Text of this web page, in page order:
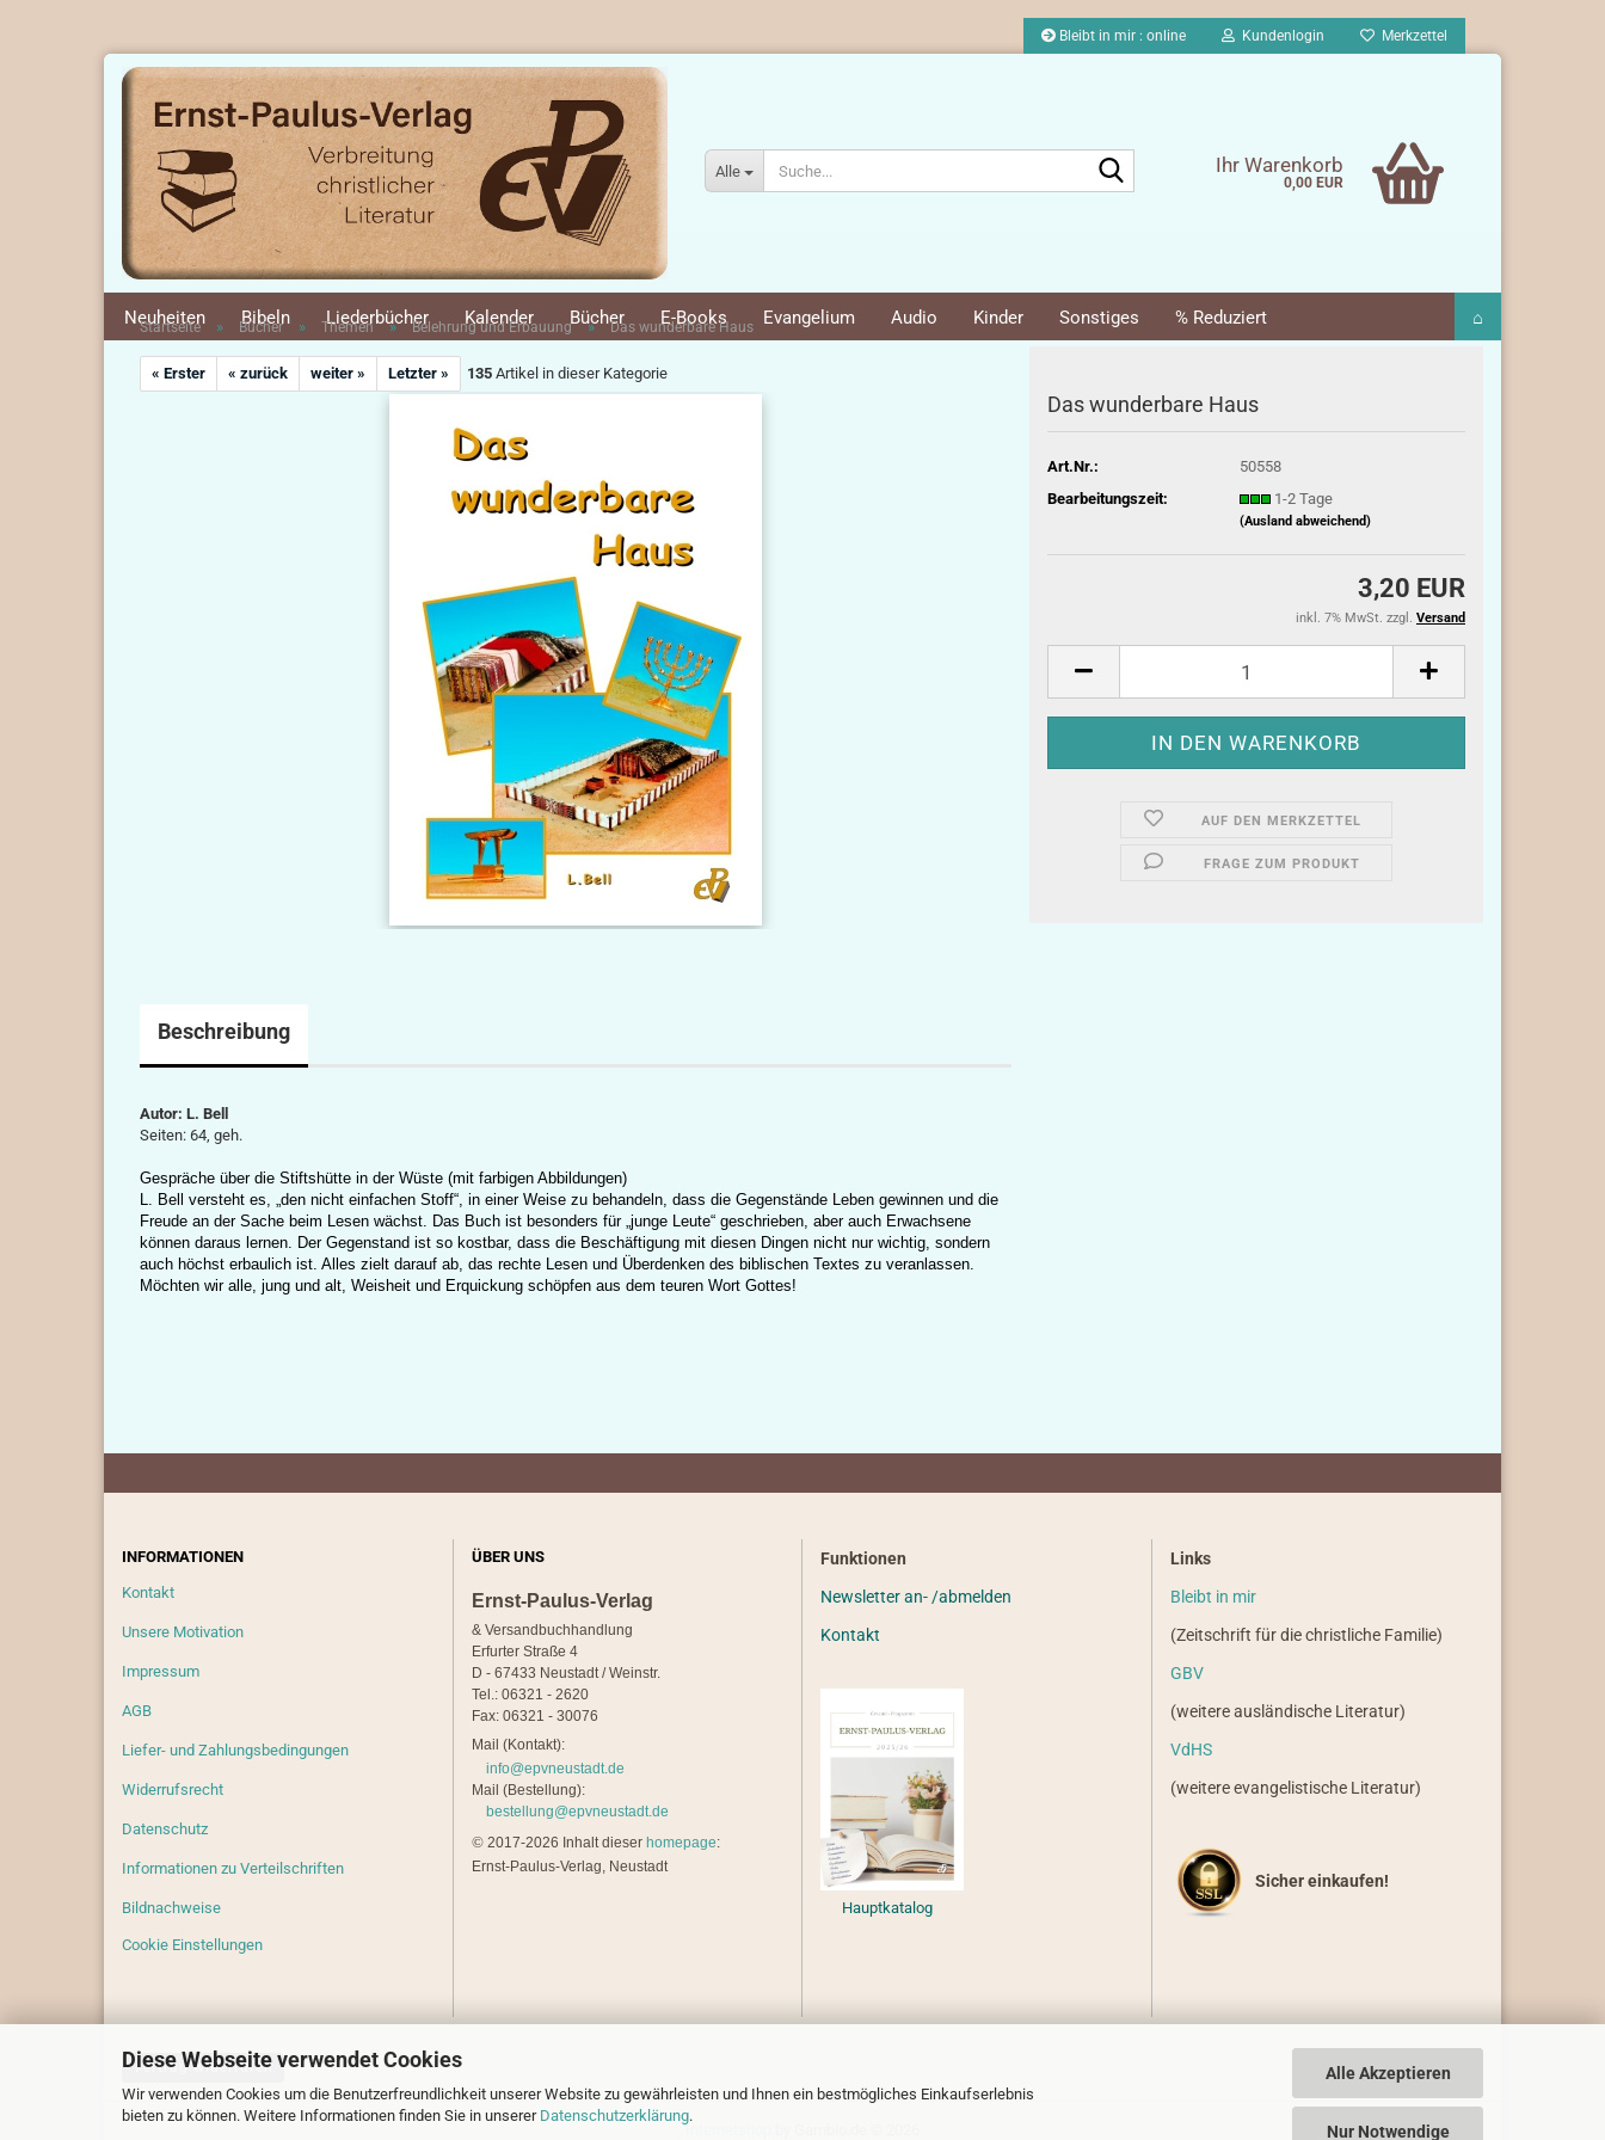
Diese Webseite verwendet Cookies
Wir verwenden Cookies um die Benutzerfreundlichkeit unserer Website zu gewährleisten und Ihnen ein bestmögliches Einkaufserlebnis
bieten zu können. Weitere Informationen finden Sie in unserer Datenschutzerklärung.
Alle Akzeptieren
Nur Notwendige
Bleibt in mir : online Kundenlogin Merkzettel
Alle Ihr Warenkorb
0,00 EUR
Neuheiten Bibeln Liederbücher Kalender Bücher E-Books Evangelium Audio Kinder Sonstiges % Reduziert ⌂
Startseite » Bücher » Themen » Belehrung und Erbauung » Das wunderbare Haus
« Erster « zurück weiter » Letzter » 135 Artikel in dieser Kategorie
Das wunderbare Haus
Art.Nr.:
50558
Bearbeitungszeit:
1-2 Tage
(Ausland abweichend)
3,20 EUR
inkl. 7% MwSt. zzgl. Versand
AUF DEN MERKZETTEL
FRAGE ZUM PRODUKT
Beschreibung
Autor: L. Bell
Seiten: 64, geh.
Gespräche über die Stiftshütte in der Wüste (mit farbigen Abbildungen)
L. Bell versteht es, „den nicht einfachen Stoff“, in einer Weise zu behandeln, dass die Gegenstände Leben gewinnen und die
Freude an derSache beim Lesen wächst. Das Buch ist besonders für „junge Leute“ geschrieben, aber auch Erwachsene
können daraus lernen. Der Gegenstand ist so kostbar, dass die Beschäftigung mit diesen Dingen nicht nur wichtig, sondern
auch höchst erbaulich ist. Alles zielt darauf ab, das rechte Lesen und Überdenken des biblischen Textes zu veranlassen.
Möchten wir alle, jung und alt, Weisheit und Erquickung schöpfen aus dem teuren Wort Gottes!
INFORMATIONEN
Kontakt
Unsere Motivation
Impressum
AGB
Liefer- und Zahlungsbedingungen
Widerrufsrecht
Datenschutz
Informationen zu Verteilschriften
Bildnachweise
Cookie Einstellungen
ÜBER UNS
Ernst-Paulus-Verlag
& Versandbuchhandlung
Erfurter Straße 4
D - 67433 Neustadt / Weinstr.
Tel.: 06321 - 2620
Fax: 06321 - 30076
Mail (Kontakt):
info@epvneustadt.de
Mail (Bestellung):
bestellung@epvneustadt.de
© 2017-2026 Inhalt dieser homepage:
Ernst-Paulus-Verlag, Neustadt
Funktionen
Newsletter an- /abmelden
Kontakt
Hauptkatalog
Links
Bleibt in mir
(Zeitschrift für die christliche Familie)
GBV
(weitere ausländische Literatur)
VdHS
(weitere evangelistische Literatur)
Sicher einkaufen!
Vertrag widerrufen
Internetshop